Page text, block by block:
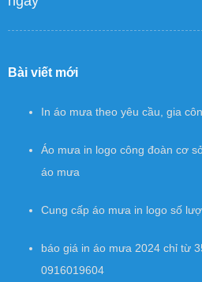
Bài viết mới
In áo mưa theo yêu cầu, gia
Áo mưa in logo công đoàn cơ
áo mưa
Cung cấp áo mưa in logo số
báo giá in áo mưa 2024 chỉ từ
0916019604